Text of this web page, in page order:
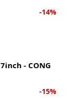
-14%
- CONG
-15%